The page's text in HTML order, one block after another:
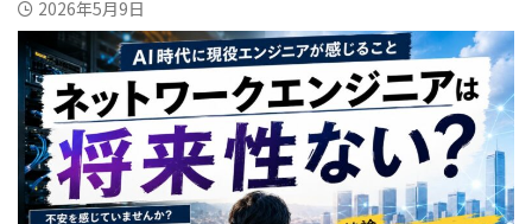
2026年5月9日